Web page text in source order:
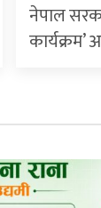
नेपाल
कार्यक्रम’